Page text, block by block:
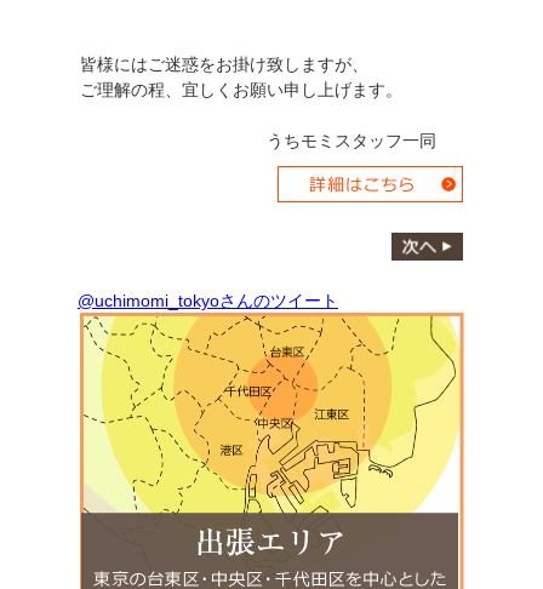
皆様にはご迷惑をお掛け致しますが、
ご理解の程、宜しくお願い申し上げます。
うちモミスタッフ一同
@uchimomi_tokyoさんのツイート